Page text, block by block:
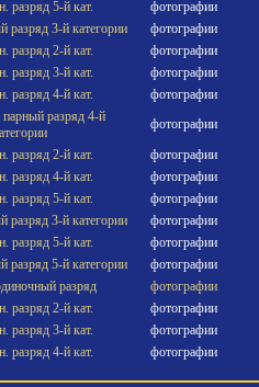
разряд 5-й кат.
фотографии
разряд 3-й категории
фотографии
разряд 2-й кат.
фотографии
разряд 3-й кат.
фотографии
разряд 4-й кат.
фотографии
разряд 4-й
фотографии
разряд 2-й кат.
фотографии
разряд 4-й кат.
фотографии
разряд 5-й кат.
фотографии
разряд 3-й категории
фотографии
разряд 5-й кат.
фотографии
разряд 5-й категории
фотографии
разряд
фотографии
разряд 2-й кат.
фотографии
разряд 3-й кат.
фотографии
разряд 4-й кат.
фотографии